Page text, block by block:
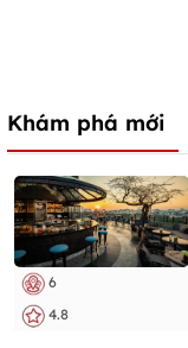
Khám phá mới
6
4.8